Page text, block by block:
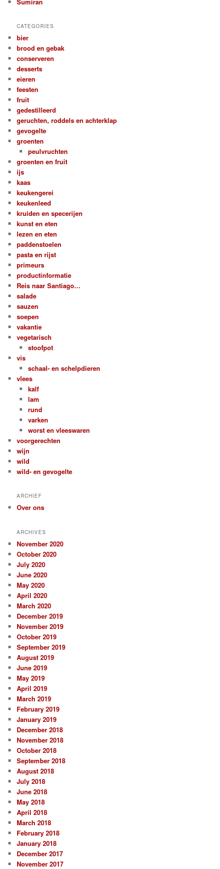
CATEGORIES
bier
brood en gebak
conserveren
desserts
eieren
feesten
fruit
gedestilleerd
geruchten, roddels en achterklap
gevogelte
groenten
peulvruchten
groenten en fruit
ijs
kaas
keukengerei
keukenleed
kruiden en specerijen
kunst en eten
lezen en eten
paddenstoelen
pasta en rijst
primeurs
productinformatie
Reis naar Santiago…
salade
sauzen
soepen
vakantie
vegetarisch
stoofpot
vis
schaal- en schelpdieren
vlees
kalf
lam
rund
varken
worst en vleeswaren
voorgerechten
wijn
wild
wild- en gevogelte
ARCHIEF
Over ons
ARCHIVES
November 2020
October 2020
July 2020
June 2020
May 2020
April 2020
March 2020
December 2019
November 2019
October 2019
September 2019
August 2019
June 2019
May 2019
April 2019
March 2019
February 2019
January 2019
December 2018
November 2018
October 2018
September 2018
August 2018
July 2018
June 2018
May 2018
April 2018
March 2018
February 2018
January 2018
December 2017
November 2017